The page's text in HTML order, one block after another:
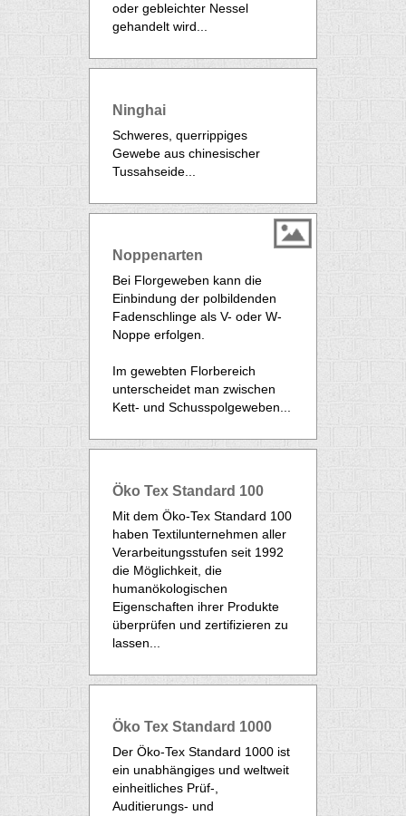
oder gebleichter Nessel
gehandelt wird...
Ninghai
Schweres, querrippiges
Gewebe aus chinesischer
Tussahseide...
Noppenarten
Bei Florgeweben kann die
Einbindung der polbildenden
Fadenschlinge als V- oder W-
Noppe erfolgen.
Im gewebten Florbereich
unterscheidet man zwischen
Kett- und Schusspolgeweben...
Öko Tex Standard 100
Mit dem Öko-Tex Standard 100
haben Textilunternehmen aller
Verarbeitungsstufen seit 1992
die Möglichkeit, die
humanökologischen
Eigenschaften ihrer Produkte
überprüfen und zertifizieren zu
lassen...
Öko Tex Standard 1000
Der Öko-Tex Standard 1000 ist
ein unabhängiges und weltweit
einheitliches Prüf-,
Auditierungs- und